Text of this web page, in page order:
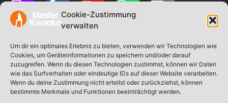
Cookie-Zustimmung
verwalten
Um dir ein optimales Erlebnis zu bieten, verwenden wir Technologien wie
Cookies, um Geräteinformationen zu speichern und/oder darauf
zuzugreifen. Wenn du diesen Technologien zustimmst, können wir Daten
wie das Surfverhalten oder eindeutige IDs auf dieser Website verarbeiten.
Wenn du deine Zustimmung nicht erteilst oder zurückziehst, können
bestimmte Merkmale und Funktionen beeinträchtigt werden.
E-Mail:info@master-karaoke.de